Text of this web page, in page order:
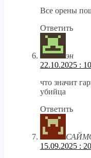
Все орены
Ответить
эн
22.10.2025 :
что значит
убийца
Ответить
15.09.2025 :